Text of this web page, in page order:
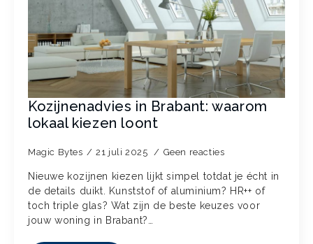
Kozijnenadvies in Brabant: waarom
lokaal kiezen loont
Magic Bytes 21 juli 2025 Geen reacties
Nieuwe kozijnen kiezen lijkt simpel totdat je écht in
de details duikt. Kunststof of aluminium? HR++ of
toch triple glas? Wat zijn de beste keuzes voor
jouw woning in Brabant?…